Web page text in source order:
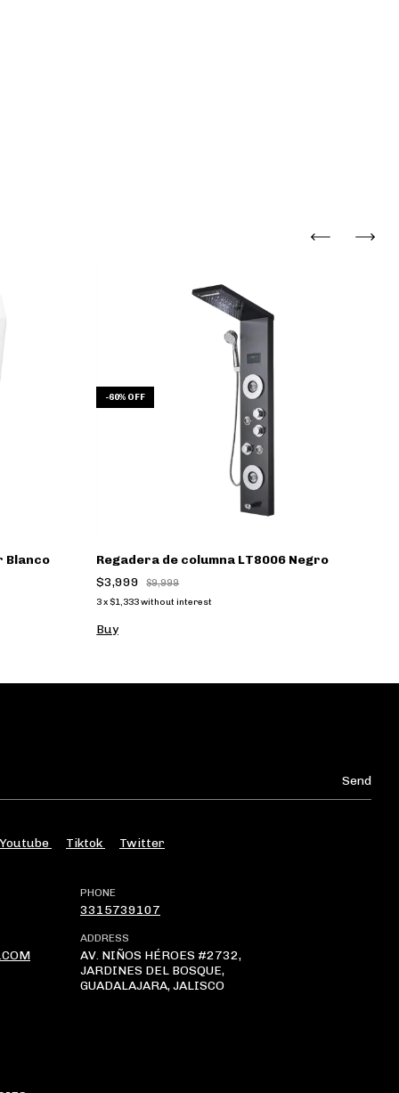
Blanco
-60% OFF
Regadera de columna LT8006 Negro
$3,999
$9,999
3x $1,333without interest
Youtube Tiktok Twitter
PHONE
3315739107
ADDRESS
AV. NIÑOS HÉROES #2732,
JARDINES DEL BOSQUE,
GUADALAJARA, JALISCO